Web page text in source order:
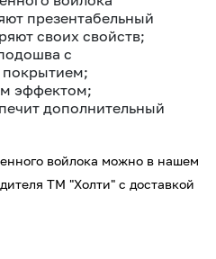
презентабельный
своих свойств;
с
покрытием;
эффектом;
дополнительный
войлока можно в нашем
ТМ "Холти" с доставкой